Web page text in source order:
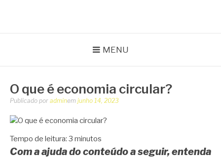
MENU
O que é economia circular?
Publicado por adminem junho 14, 2023
Tempo de leitura: 3 minutos
Com a ajuda do conteúdo a seguir, entenda